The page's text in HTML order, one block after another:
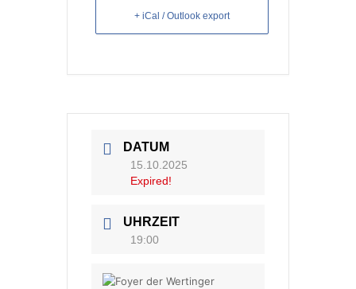
+ iCal / Outlook export
DATUM
15.10.2025
Expired!
UHRZEIT
19:00